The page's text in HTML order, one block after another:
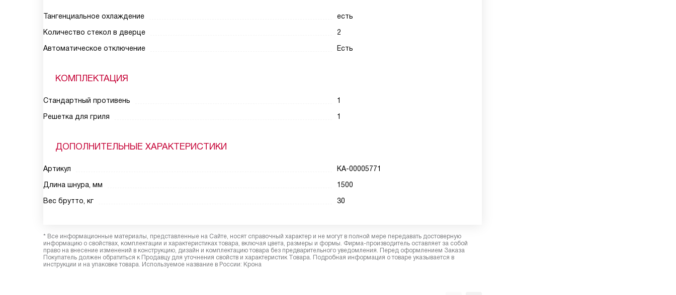
Тангенциальное охлаждение
есть
Количество стекол в дверце
2
Автоматическое отключение
Есть
КОМПЛЕКТАЦИЯ
Стандартный противень
1
Решетка для гриля
1
ДОПОЛНИТЕЛЬНЫЕ ХАРАКТЕРИСТИКИ
Артикул
КА-00005771
Длина шнура, мм
1500
Вес брутто, кг
30
* Все информационные материалы, представленные на Сайте, носят справочный характер и не могут в полной мере передавать достоверную
информацию о свойствах, комплектации и характеристиках товара, включая цвета, размеры и формы. Фирма-производитель оставляет за собой
право на внесение изменений в конструкцию, дизайн и комплектацию товара без предварительного уведомления. Перед оформлением Заказа
Покупатель должен обратиться к Продавцу для уточнения свойств и характеристик Товара. Подробная информация о товаре указывается в
инструкции и на упаковке товара. Используемое название в России: Крона